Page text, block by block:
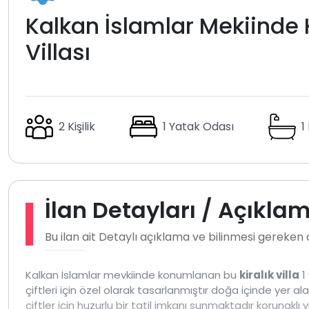
Kalkan İslamlar Mekiinde
Villası
2 Kişilik 1 Yatak Odası
İlan Detayları /
Bu ilan ait Detaylı açıklama ve bilinmesi
Kalkan İslamlar mevkiinde konumlanan bu kiralık villa
çiftleri için özel olarak tasarlanmıştır doğa içinde yer
çiftler için huzurlu bir tatil imkanı sunmaktadır korunaklı